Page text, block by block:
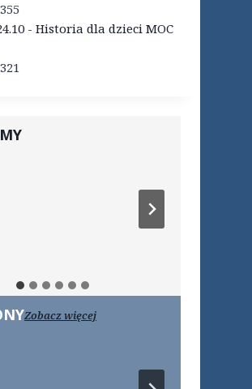
355
- Historia dla dzieci MOC
321
Zobacz więcej